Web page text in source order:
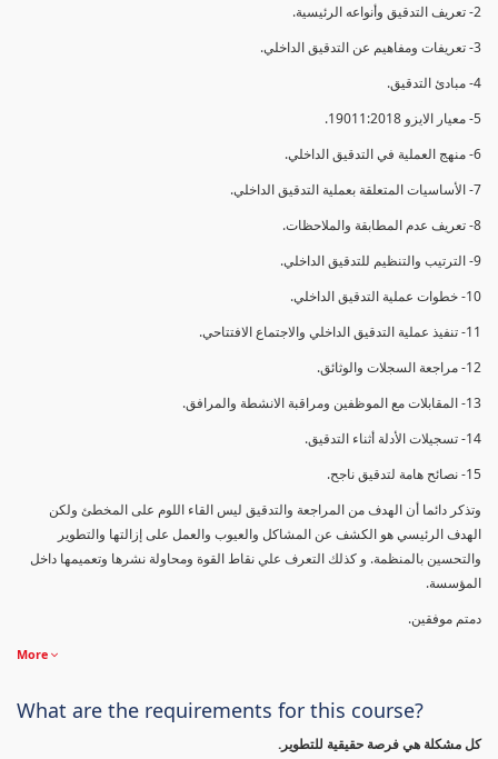
2- تعريف التدقيق وأنواعه الرئيسية.
3- تعريفات ومفاهيم عن التدقيق الداخلي.
4- مبادئ التدقيق.
5- معيار الايزو 19011:2018.
6- منهج العملية في التدقيق الداخلي.
7- الأساسيات المتعلقة بعملية التدقيق الداخلي.
8- تعريف عدم المطابقة والملاحظات.
9- الترتيب والتنظيم للتدقيق الداخلي.
10- خطوات عملية التدقيق الداخلي.
11- تنفيذ عملية التدقيق الداخلي والاجتماع الافتتاحي.
12- مراجعة السجلات والوثائق.
13- المقابلات مع الموظفين ومراقبة الانشطة والمرافق.
14- تسجيلات الأدلة أثناء التدقيق.
15- نصائح هامة لتدقيق ناجح.
وتذكر دائما أن الهدف من المراجعة والتدقيق ليس القاء اللوم على المخطئ ولكن
الهدف الرئيسي هو الكشف عن المشاكل والعيوب والعمل على إزالتها والتطوير
والتحسين بالمنظمة. و كذلك التعرف علي نقاط القوة ومحاولة نشرها وتعميمها داخل
المؤسسة.
دمتم موفقين.
More
What are the requirements for this course?
كل مشكلة هي فرصة حقيقية للتطوير.